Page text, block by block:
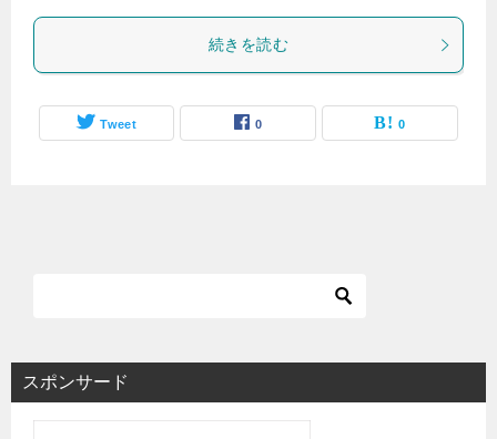
続きを読む
Tweet 0 0
スポンサード